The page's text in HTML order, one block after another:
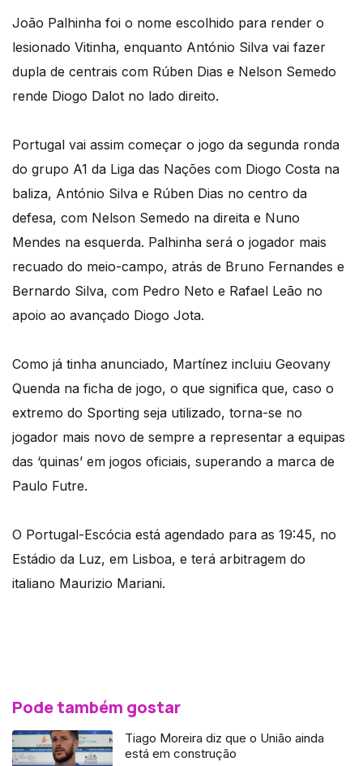
João Palhinha foi o nome escolhido para render o
lesionado Vitinha, enquanto António Silva vai fazer
dupla de centrais com Rúben Dias e Nelson Semedo
rende Diogo Dalot no lado direito.
Portugal vai assim começar o jogo da segunda ronda
do grupo A1 da Liga das Nações com Diogo Costa na
baliza, António Silva e Rúben Dias no centro da
defesa, com Nelson Semedo na direita e Nuno
Mendes na esquerda. Palhinha será o jogador mais
recuado do meio-campo, atrás de Bruno Fernandes e
Bernardo Silva, com Pedro Neto e Rafael Leão no
apoio ao avançado Diogo Jota.
Como já tinha anunciado, Martínez incluiu Geovany
Quenda na ficha de jogo, o que significa que, caso o
extremo do Sporting seja utilizado, torna-se no
jogador mais novo de sempre a representar a equipas
das ‘quinas’ em jogos oficiais, superando a marca de
Paulo Futre.
O Portugal-Escócia está agendado para as 19:45, no
Estádio da Luz, em Lisboa, e terá arbitragem do
italiano Maurizio Mariani.
Pode também gostar
Tiago Moreira diz que o União ainda
está em construção